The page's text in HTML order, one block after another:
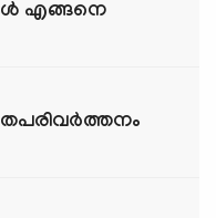
എങ്ങനെ